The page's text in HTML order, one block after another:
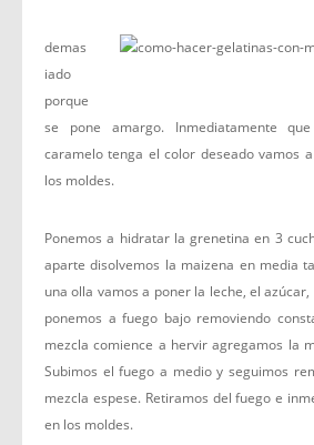
demas
iado
porque
se pone amargo. Inmediatamente
caramelo tenga el color deseado vamos
los moldes.
Ponemos a hidratar la grenetina en 3
aparte disolvemos la maizena en media
una olla vamos a poner la leche, el
ponemos a fuego bajo removiendo
mezcla comience a hervir agregamos la
Subimos el fuego a medio y seguimos
mezcla espese. Retiramos del fuego e
en los moldes.